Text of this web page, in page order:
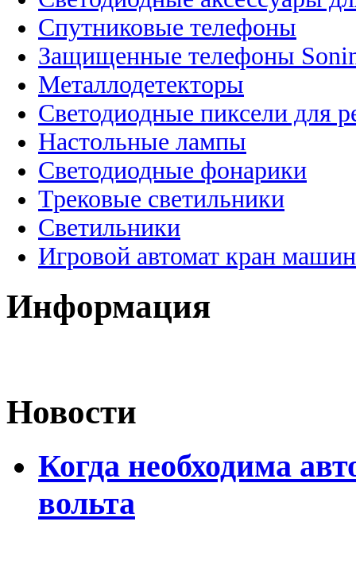
Спутниковые телефоны
Защищенные телефоны
Металлодетекторы
Светодиодные пиксели для
Настольные лампы
Светодиодные фонарики
Трековые светильники
Светильники
Игровой автомат кран
Информация
Новости
Когда необходима
вольта